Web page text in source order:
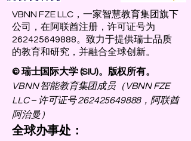
VBNN FZE LLC，一家智慧教育集团旗下
公司，在阿联酋注册，许可证号为
262425649888。致力于提供瑞士品质
的教育和研究，并融合全球创新。
© 瑞士国际大学 (SIU)。版权所有。
VBNN 智能教育集团成员（VBNN FZE
LLC – 许可证号262425649888，阿联酋
阿治曼）
全球办事处：